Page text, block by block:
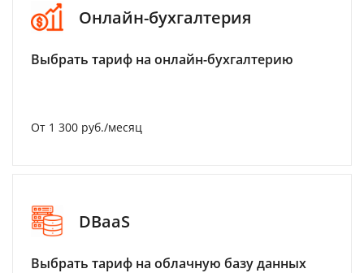
Онлайн-бухгалтерия
Выбрать тариф на онлайн-бухгалтерию
От 1 300 руб./месяц
DBaaS
Выбрать тариф на облачную базу данных